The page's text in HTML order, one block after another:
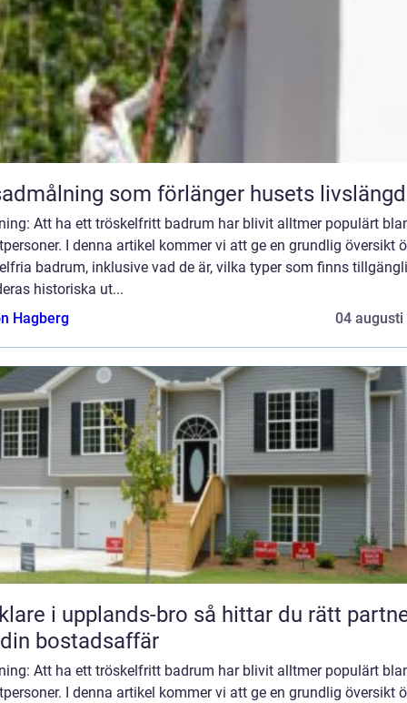
som förlänger husets livslängd
Att ha ett tröskelfritt badrum har blivit alltmer populärt
I denna artikel kommer vi att ge en grundlig översikt
badrum, inklusive vad de är, vilka typer som finns
historiska ut...
Hagberg
04 augusti
i upplands-bro så hittar du rätt partner
bostadsaffär
Att ha ett tröskelfritt badrum har blivit alltmer populärt
I denna artikel kommer vi att ge en grundlig översikt